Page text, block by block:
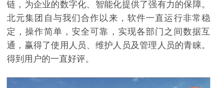
链，为企业的数字化、智能化提供了强有力的保障。
北元集团自与我们合作以来，软件一直运行非常稳
定，操作简单，安全可靠，实现各部门之间数据互
通，赢得了使用人员、维护人员及管理人员的青睐。
得到用户的一直好评。